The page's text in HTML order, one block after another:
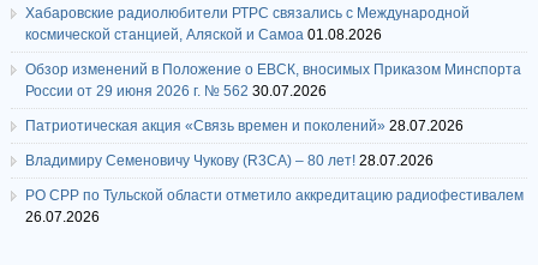
Хабаровские радиолюбители РТРС связались с Международной
космической станцией, Аляской и Самоа 01.08.2026
Обзор изменений в Положение о ЕВСК, вносимых Приказом Минспорта
России от 29 июня 2026 г. № 562 30.07.2026
Патриотическая акция «Связь времен и поколений» 28.07.2026
Владимиру Семеновичу Чукову (R3CA) – 80 лет! 28.07.2026
РО СРР по Тульской области отметило аккредитацию радиофестивалем
26.07.2026